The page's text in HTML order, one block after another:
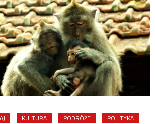
miesiącu?
KULTURA PODRÓŻE
POLITYKA